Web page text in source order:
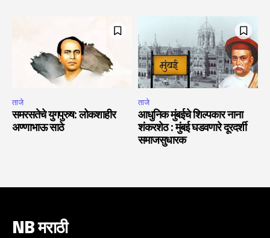
ताजे
समरसतेचे युगपुरुष: लोकशाहीर
अण्णाभाऊ साठे
ताजे
आधुनिक मुंबईचे शिल्पकार नाना
शंकरशेठ : मुंबई घडवणारे दूरदर्शी
समाजसुधारक
NB मराठी